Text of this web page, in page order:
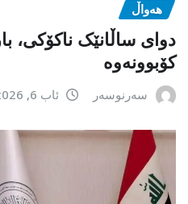
هەواڵ
دوای ساڵانێک ناکۆکی،
کۆبوونەوە
سەرنوسەر ئاب 6, 2026